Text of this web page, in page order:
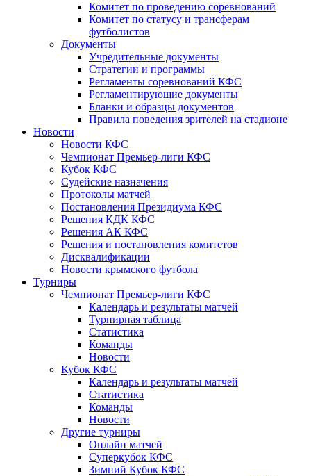
Комитет по проведению соревнований
Комитет по статусу и трансферам
футболистов
Документы
Учредительные документы
Стратегии и программы
Регламенты соревнований КФС
Регламентирующие документы
Бланки и образцы документов
Правила поведения зрителей на стадионе
Новости
Новости КФС
Чемпионат Премьер-лиги КФС
Кубок КФС
Судейские назначения
Протоколы матчей
Постановления Президиума КФС
Решения КДК КФС
Решения АК КФС
Решения и постановления комитетов
Дисквалификации
Новости крымского футбола
Турниры
Чемпионат Премьер-лиги КФС
Календарь и результаты матчей
Турнирная таблица
Статистика
Команды
Новости
Кубок КФС
Календарь и результаты матчей
Статистика
Команды
Новости
Другие турниры
Онлайн матчей
Суперкубок КФС
Зимний Кубок КФС